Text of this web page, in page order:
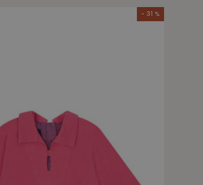
- 31 %